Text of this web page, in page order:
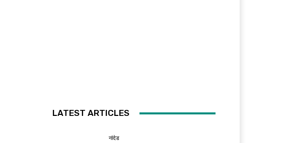
LATEST ARTICLES
नांदेड